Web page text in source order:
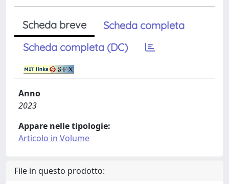
Scheda breve
Scheda completa
Scheda completa (DC)
Anno
2023
Appare nelle tipologie:
Articolo in Volume
File in questo prodotto: